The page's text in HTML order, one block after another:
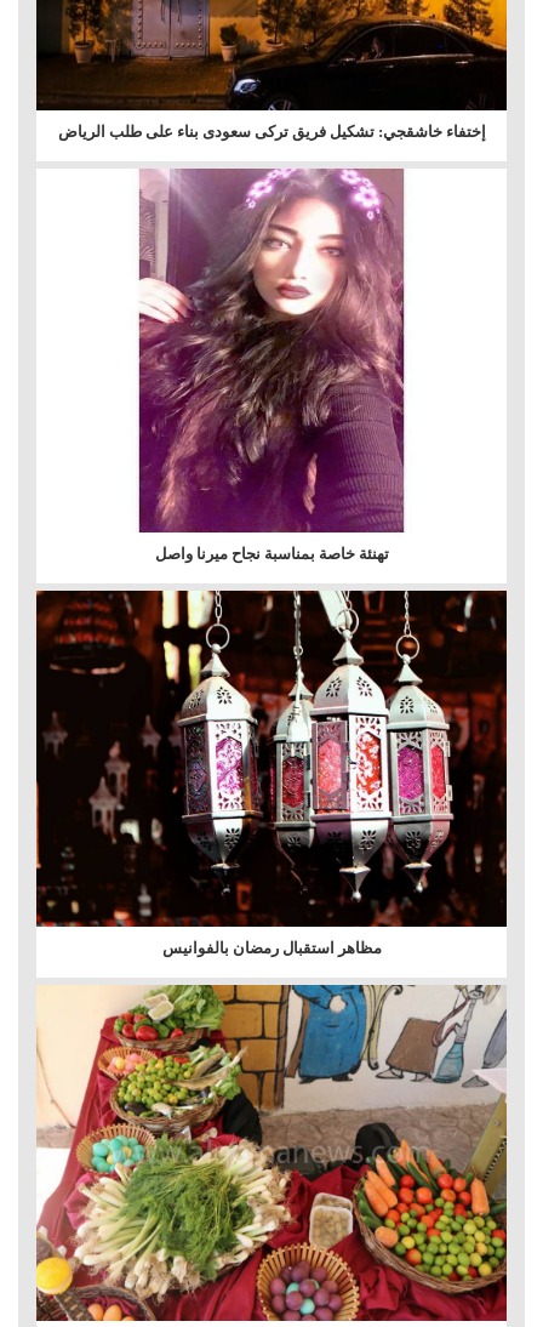
إختفاء خاشقجي: تشكيل فريق تركى سعودى بناء على طلب الرياض
تهنئة خاصة بمناسبة نجاح ميرنا واصل
مظاهر استقبال رمضان بالفوانيس